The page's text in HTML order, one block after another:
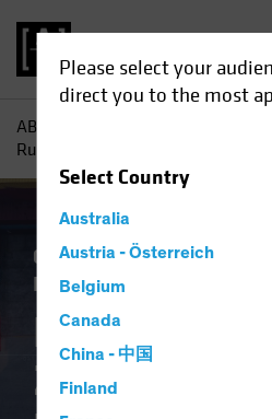
Please select your
direct you to the most
SelectCountry
Australia
Austria - Österreich
Belgium
Canada
China - 中国
Finland
AB
Runde Zwei
Gesetzliche Auflagen
Inflation
Die USA im
Zollsturm,